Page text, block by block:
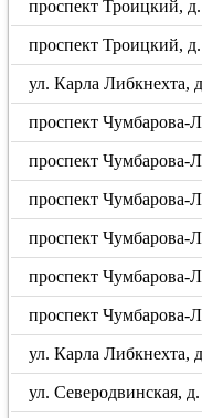
проспект Троицкий,
проспект Троицкий,
ул. Карла Либкнехта,
проспект Чумбарова-
проспект Чумбарова-
проспект Чумбарова-
проспект Чумбарова-
проспект Чумбарова-
проспект Чумбарова-
ул. Карла Либкнехта,
ул. Северодвинская,